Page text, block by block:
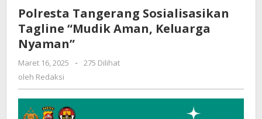
Tagline
"Mudik
Nyaman"
Polresta Tangerang Sosialisasikan
Tagline “Mudik Aman, Keluarga
Nyaman”
Maret 16, 2025
oleh
-
275 Dilihat
oleh Redaksi